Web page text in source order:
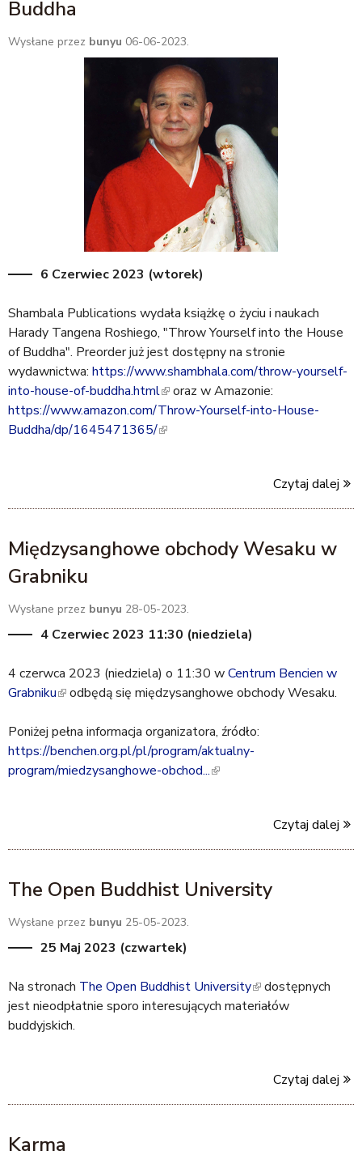
Buddha
Wysłane przez bunyu 06-06-2023.
6 Czerwiec 2023 (wtorek)
Shambala Publications wydała książkę o życiu i naukach
Harady Tangena Roshiego, "Throw Yourself into the House
of Buddha". Preorder już jest dostępny na stronie
wydawnictwa: https://www.shambhala.com/throw-yourself-
into-house-of-buddha.html(
l
i
s
x
r
a
)
oraz w Amazonie:
https://www.amazon.com/Throw-Yourself-into-House-
Buddha/dp/1645471365/(
k
s
t
r
a
l
Czytaj dalej
Międzysanghowe obchody Wesaku w
Grabniku
Wysłane przez bunyu 28-05-2023.
4 Czerwiec 2023 11:30 (niedziela)
4 czerwca 2023 (niedziela) o 11:30 wCentrum Bencien w
Grabniku(
i
n
k
x
e
n
a
)
odbędą się międzysanghowe obchody Wesaku.
Poniżej pełna informacja organizatora, źródło:
https://benchen.org.pl/pl/program/aktualny-
program/miedzysanghowe-obchod...(
k
s
r
n
Czytaj dalej
The Open Buddhist University
Wysłane przez bunyu 25-05-2023.
25 Maj 2023 (czwartek)
Na stronach The Open Buddhist University(
l
s
dostępnych
jest nieodpłatnie sporo interesujących materiałów
buddyjskich.
Czytaj dalej
Karma